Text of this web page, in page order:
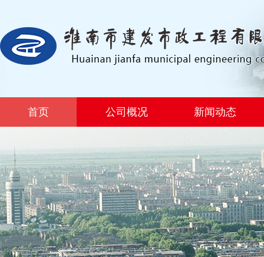
首页 公司概况 新闻动态